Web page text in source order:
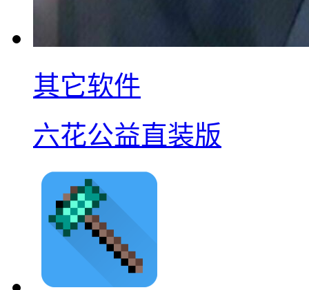
其它软件
六花公益直装版